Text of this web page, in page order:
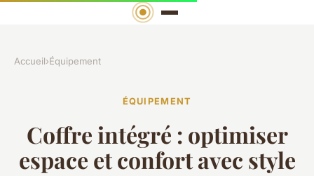
Accueil›Équipement
ÉQUIPEMENT
Coffre intégré : optimiser
espace et confort avec style